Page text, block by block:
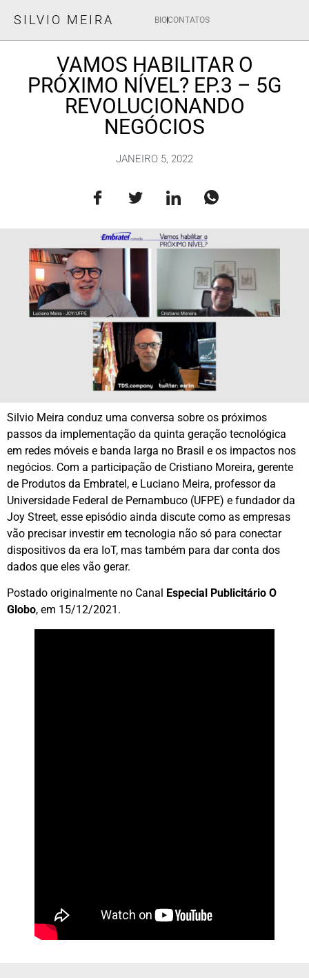
SILVIO MEIRA BIOCONTATOS
VAMOS HABILITAR O
PRÓXIMO NÍVEL? EP.3 – 5G
REVOLUCIONANDO
NEGÓCIOS
JANEIRO 5, 2022
Silvio Meira conduz uma conversa sobre os próximos
passos da implementação da quinta geração tecnológica
em redes móveis e banda larga no Brasil e os impactos nos
negócios. Com a participação de Cristiano Moreira, gerente
de Produtos da Embratel, e Luciano Meira, professor da
Universidade Federal de Pernambuco (UFPE) e fundador da
Joy Street, esse episódio ainda discute como as empresas
vão precisar investir em tecnologia não só para conectar
dispositivos da era IoT, mas também para dar conta dos
dados que eles vão gerar.
Postado originalmente no Canal
Especial Publicitário O
Globo, em 15/12/2021.